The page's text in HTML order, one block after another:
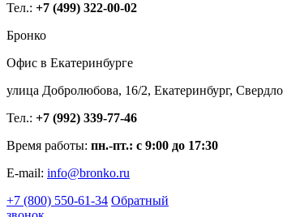
Тел.: +7 (499) 322-00-02
Бронко
Офис в Екатеринбурге
улица Добролюбова, 16/2, Екатеринбург,
Тел.: +7 (992) 339-77-46
Время работы: пн.-пт.: с 9:00 до 17:30
E-mail: info@bronko.ru
+7 (800) 550-61-34 Обратный